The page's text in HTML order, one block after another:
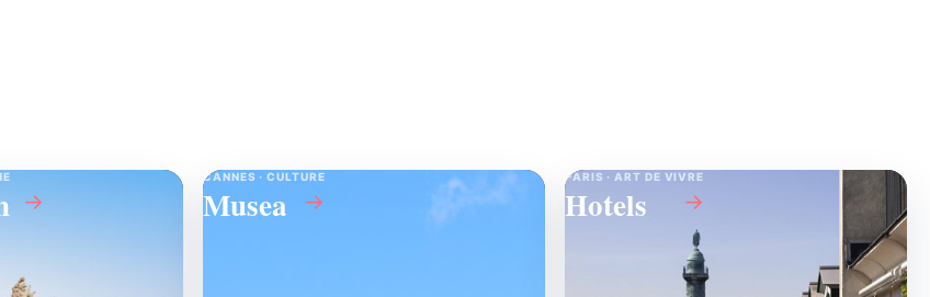
→
CANNES · CULTURE
Musea →
PARIS · ART DE VIVRE
Hotels →